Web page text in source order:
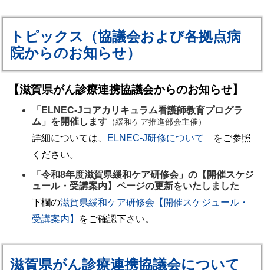
トピックス（協議会および各拠点病
院からのお知らせ）
【滋賀県がん診療連携協議会からのお知らせ】
「ELNEC-Jコアカリキュラム看護師教育プログラ
ム」を開催します （緩和ケア推進部会主催）
詳細については、 ELNEC-J研修について
をご参照
ください。
「令和8年度滋賀県緩和ケア研修会」の【開催スケジ
ュール・受講案内】ページの更新をいたしました
下欄の滋賀県緩和ケア研修会【開催スケジュール・
受講案内】 をご確認下さい。
滋賀県がん診療連携協議会について